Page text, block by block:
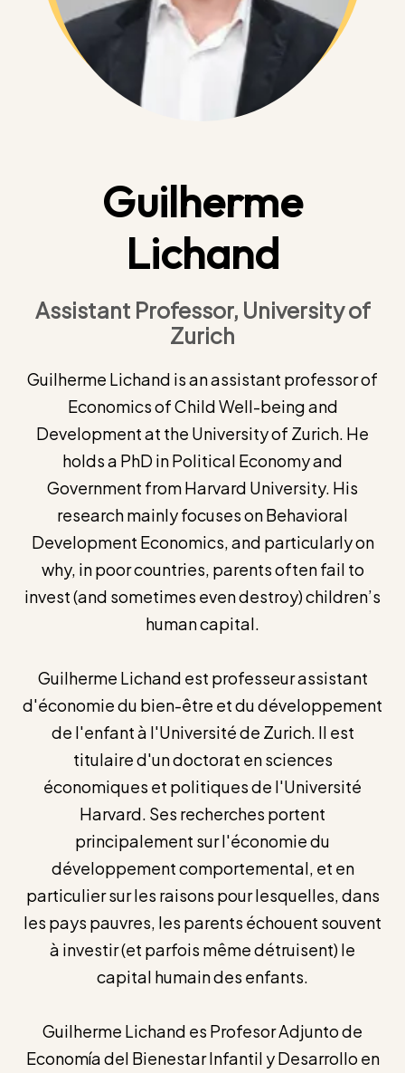
Guilherme
Lichand
Assistant Professor, University of
Zurich
Guilherme Lichand is an assistant professor of
Economics of Child Well-being and
Development at the University of Zurich. He
holds a PhD in Political Economy and
Government from Harvard University. His
research mainly focuses on Behavioral
Development Economics, and particularly on
why, in poor countries, parents often fail to
invest (and sometimes even destroy) children’s
human capital.
Guilherme Lichand est professeur assistant
d'économie du bien-être et du développement
de l'enfant à l'Université de Zurich. Il est
titulaire d'un doctorat en sciences
économiques et politiques de l'Université
Harvard. Ses recherches portent
principalement sur l'économie du
développement comportemental, et en
particulier sur les raisons pour lesquelles, dans
les pays pauvres, les parents échouent souvent
à investir (et parfois même détruisent) le
capital humain des enfants.
Guilherme Lichand es Profesor Adjunto de
Economía del Bienestar Infantil y Desarrollo en